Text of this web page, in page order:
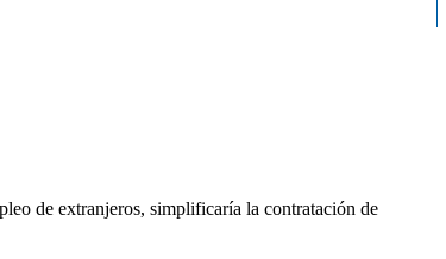
de extranjeros, simplificaría la contratación de